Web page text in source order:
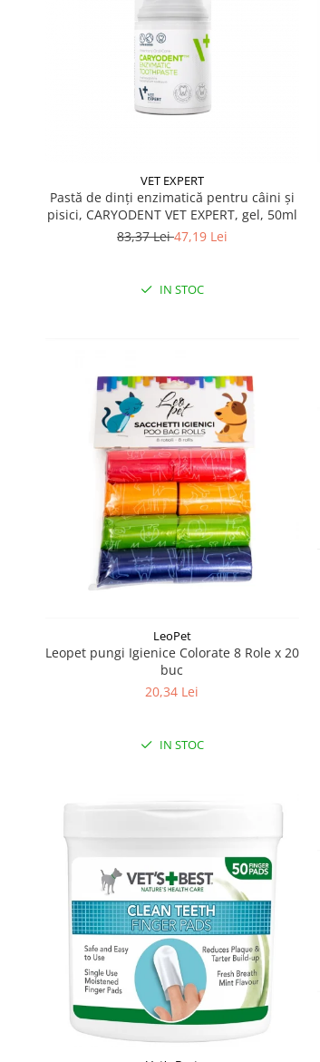
VET EXPERT
Pastă de dinți enzimatică pentru câini și
pisici, CARYODENT VET EXPERT, gel, 50ml
83,37 Lei47,19 Lei
IN STOC
LeoPet
Leopet pungi Igienice Colorate 8 Role x 20
buc
20,34 Lei
IN STOC